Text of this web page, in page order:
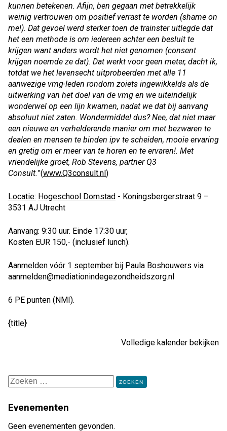
kunnen betekenen. Afijn, ben gegaan met betrekkelijk
weinig vertrouwen om positief verrast te worden (shame on
me!). Dat gevoel werd sterker toen de trainster uitlegde dat
het een methode is om iedereen achter een besluit te
krijgen want anders wordt het niet genomen (consent
krijgen noemde ze dat). Dat werkt voor geen meter, dacht ik,
totdat we het levensecht uitprobeerden met alle 11
aanwezige vmg-leden rondom zoiets ingewikkelds als de
uitwerking van het doel van de vmg en we uiteindelijk
wonderwel op een lijn kwamen, nadat we dat bij aanvang
absoluut niet zaten. Wondermiddel dus? Nee, dat niet maar
een nieuwe en verhelderende manier om met bezwaren te
dealen en mensen te binden ipv te scheiden, mooie ervaring
en gretig om er meer van te horen en te ervaren!. Met
vriendelijke groet, Rob Stevens, partner Q3
Consult.”(www.Q3consult.nl)
Locatie: Hogeschool Domstad - Koningsbergerstraat 9 –
3531 AJ Utrecht
Aanvang: 9:30 uur. Einde 17:30 uur,
Kosten EUR 150,- (inclusief lunch).
Aanmelden vóór 1 september bij Paula Boshouwers via
aanmelden@mediationindegezondheidszorg.nl
6 PE punten (NMI).
{title}
Volledige kalender bekijken
naar:
Evenementen
Geen evenementen gevonden.